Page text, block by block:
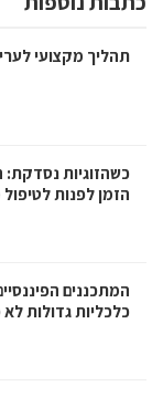
תהליך מקצועי
כשהזוגיות נסדקת:
הזמן לפנות
המתכננים
כלכליות גדולות